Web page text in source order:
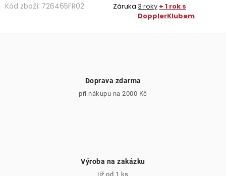
Kód zboží: 726465FR02 Záruka 3 roky + 1 rok s
DopplerKlubem
Doprava zdarma
při nákupu na 2000 Kč
Výroba na zakázku
již od 1 ks